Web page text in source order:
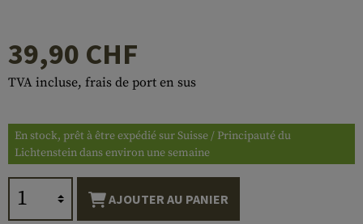
39,90 CHF
TVA incluse, frais de port en sus
En stock, prêt à être expédié sur Suisse / Principauté du
Lichtenstein dans environ une semaine
AJOUTER AU PANIER